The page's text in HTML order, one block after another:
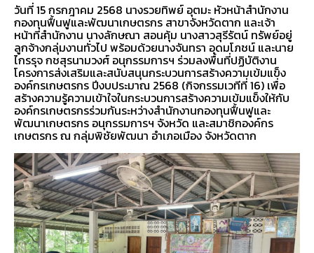
วันที่ 15 กรกฎาคม 2568 นางรวยทิพย์ อุตมะ หัวหน้าสำนักงาน
กองทุนฟื้นฟูและพัฒนาเกษตรกร สาขาจังหวัดตาก และเจ้า
หน้าที่สำนักงาน นางลักษณา สอนคุ้ม นางสาวสุรีรัตน์ ทรัพย์อยู่
ลูกจ้างกลุ่มงานทั่วไป พร้อมด้วยนางจันทรา อุดมโภชน์ และนาย
ไกรรุจ กชสุรนามวงศ์ อนุกรรมการฯ ร่วมลงพื้นที่ปฏิบัติงาน
โครงการส่งเสริมและสนับสนุนกระบวนการสร้างความเข้มแข็ง
องค์กรเกษตรกร ปีงบประมาณ 2568 (กิจกรรมเวทีที่ 16) เพื่อ
สร้างความรู้ความเข้าใจในกระบวนการสร้างความเข้มแข็งให้กับ
องค์กรเกษตรกรร่วมกันระหว่างสำนักงานกองทุนฟื้นฟูและ
พัฒนาเกษตรกร อนุกรรมการฯ จังหวัด และสมาชิกองค์กร
เกษตรกร ณ กลุ่มพิชัยพัฒนา อำเภอเมือง จังหวัดตาก